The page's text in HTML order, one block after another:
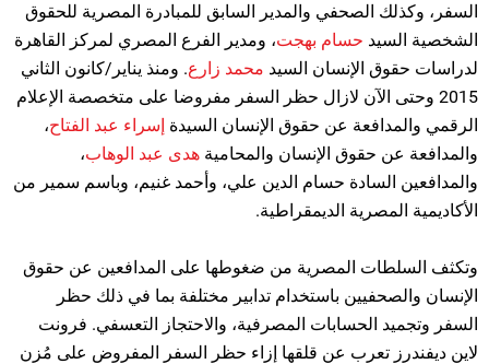
السفر، وكذلك الصحفي والمدير السابق للمبادرة المصرية للحقوق
الشخصية السيد حسام بهجت، ومدير الفرع المصري لمركز القاهرة
لدراسات حقوق الإنسان السيد محمد زارع. ومنذ يناير/كانون الثاني
2015 وحتى الآن لازال حظر السفر مفروضا على متخصصة الإعلام
الرقمي والمدافعة عن حقوق الإنسان السيدة إسراء عبد الفتاح،
والمدافعة عن حقوق الإنسان والمحامية هدى عبد الوهاب،
والمدافعين السادة حسام الدين علي، وأحمد غنيم، وباسم سمير من
الأكاديمية المصرية الديمقراطية.
وتكثف السلطات المصرية من ضغوطها على المدافعين عن حقوق
الإنسان والصحفيين باستخدام تدابير مختلفة بما في ذلك حظر
السفر وتجميد الحسابات المصرفية، والاحتجاز التعسفي. فرونت
لاين ديفندرز تعرب عن قلقها إزاء حظر السفر المفروض على مُزن